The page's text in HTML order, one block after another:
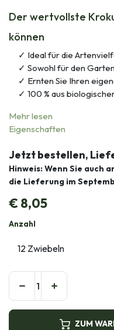
Der wertvollste
können
Ideal für die
Sowohl für den
Ernten Sie Ihren
100 % aus
Mehr lesen
Eigenschaften
Jetzt bestellen,
Hinweis: Wenn Sie auch
die Lieferung im
€8,05
Anzahl
ZUM